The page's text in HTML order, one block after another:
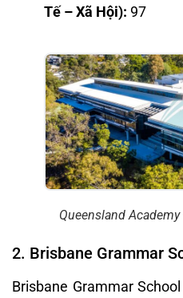
Tế – Xã Hội): 97
Queensland
2. Brisbane Grammar
Brisbane Grammar